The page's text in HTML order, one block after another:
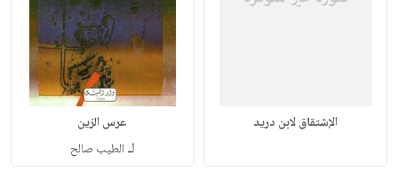
الإشتقاق لابن دريد عرس الزين
لـ الطيب صالح